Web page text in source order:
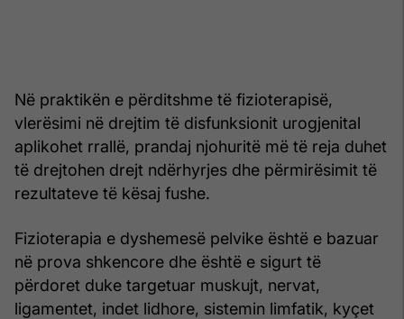
Në praktikën e përditshme të fizioterapisë,
vlerësimi në drejtim të disfunksionit urogjenital
aplikohet rrallë, prandaj njohuritë më të reja duhet
të drejtohen drejt ndërhyrjes dhe përmirësimit të
rezultateve të kësaj fushe.
Fizioterapia e dyshemesë pelvike është e bazuar
në prova shkencore dhe është e sigurt të
përdoret duke targetuar muskujt, nervat,
ligamentet, indet lidhore, sistemin limfatik, kyçet